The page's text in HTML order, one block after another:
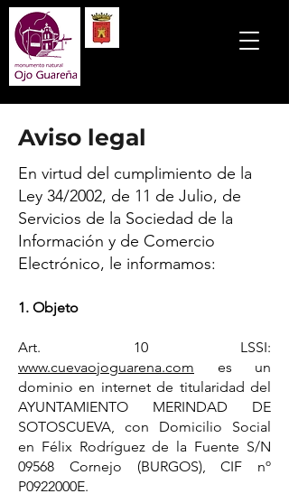
Aviso legal
En virtud del cumplimiento de la
Ley 34/2002, de 11 de Julio, de
Servicios de la Sociedad de la
Información y de Comercio
Electrónico, le informamos:
1. Objeto
Art. 10 LSSI:
www.cuevaojoguarena.com es un
dominio en internet de titularidad del
AYUNTAMIENTO MERINDAD DE
SOTOSCUEVA, con Domicilio Social
en Félix Rodríguez de la Fuente S/N
09568 Cornejo (BURGOS), CIF nº
P0922000E.